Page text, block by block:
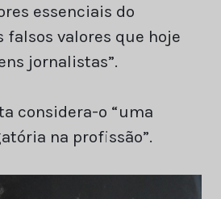
essenciais do
falsos valores que hoje
jornalistas”.
considera-o “uma
na profissão”.